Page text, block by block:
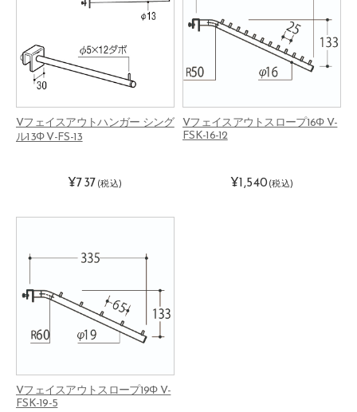
Vフェイスアウトハンガー シング
ル13Φ V-FS-13
¥737 (税込)
Vフェイスアウトスロープ16Φ V-
FSK-16-12
¥1,540 (税込)
Vフェイスアウトスロープ19Φ V-
FSK-19-5